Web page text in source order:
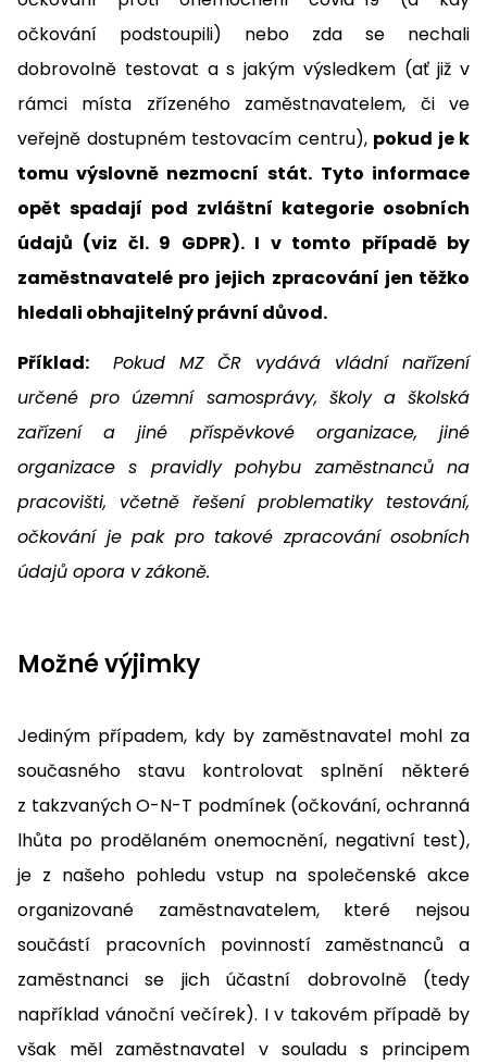
očkování podstoupili) nebo zda se nechali
dobrovolně testovat a s jakým výsledkem (ať již v
rámci místa zřízeného zaměstnavatelem, či ve
veřejně dostupném testovacím centru), pokud je k
tomu výslovně nezmocní stát. Tyto informace
opět spadají pod zvláštní kategorie osobních
údajů (viz čl. 9 GDPR). I v tomto případě by
zaměstnavatelé pro jejich zpracování jen těžko
hledali obhajitelný právní důvod.
Příklad: Pokud MZ ČR vydává vládní nařízení
určené pro územní samosprávy, školy a školská
zařízení a jiné příspěvkové organizace, jiné
organizace s pravidly pohybu zaměstnanců na
pracovišti, včetně řešení problematiky testování,
očkování je pak pro takové zpracování osobních
údajů opora v zákoně.
Možné výjimky
Jediným případem, kdy by zaměstnavatel mohl za
současného stavu kontrolovat splnění některé
z takzvaných O-N-T podmínek (očkování, ochranná
lhůta po prodělaném onemocnění, negativní test),
je z našeho pohledu vstup na společenské akce
organizované zaměstnavatelem, které nejsou
součástí pracovních povinností zaměstnanců a
zaměstnanci se jich účastní dobrovolně (tedy
například vánoční večírek). I v takovém případě by
však měl zaměstnavatel v souladu s principem